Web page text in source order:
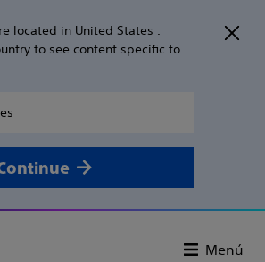
located in United States .
to see content specific to
Menú